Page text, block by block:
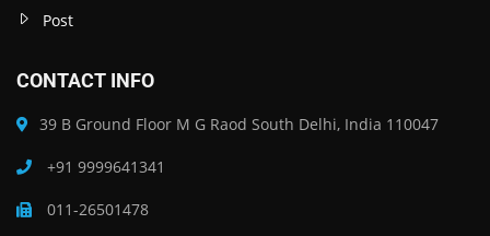
Post
CONTACT INFO
39 B Ground Floor M G Raod South Delhi, India 110047
+91 9999641341
011-26501478